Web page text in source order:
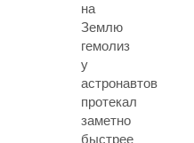
на
Землю
гемолиз
у
астронавтов
протекал
заметно
быстрее